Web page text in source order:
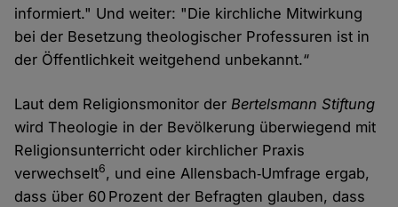
informiert." Und weiter: "Die kirchliche Mitwirkung
bei der Besetzung theologischer Professuren ist in
der Öffentlichkeit weitgehend unbekannt.“
Laut dem Religionsmonitor der Bertelsmann Stiftung
wird Theologie in der Bevölkerung überwiegend mit
Religionsunterricht oder kirchlicher Praxis
verwechselt6, und eine Allensbach‑Umfrage ergab,
dass über 60 Prozent der Befragten glauben, dass